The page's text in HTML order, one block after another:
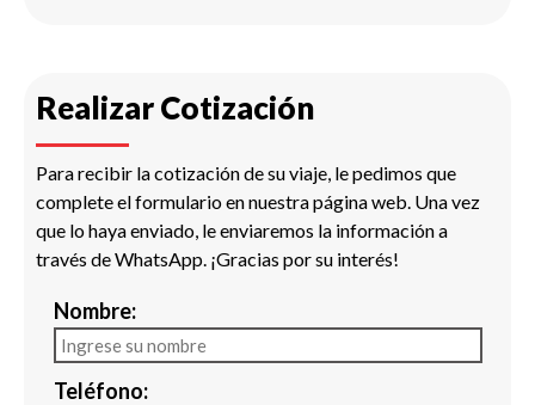
Realizar Cotización
Para recibir la cotización de su viaje, le pedimos que
complete el formulario en nuestra página web. Una vez
que lo haya enviado, le enviaremos la información a
través de WhatsApp. ¡Gracias por su interés!
Nombre:
Teléfono: